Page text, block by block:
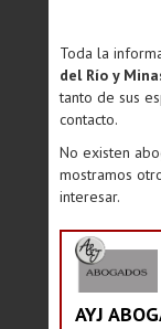
Toda la
del Río y
tanto de sus
contacto.
No existen
mostramos
interesar.
AYJ